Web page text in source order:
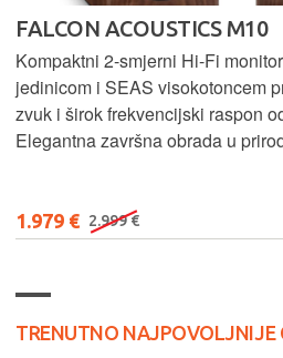
FALCON ACOUSTICS M10
Kompaktni 2-smjerni Hi-Fi
jedinicom i SEAS visokotoncem
zvuk i širok frekvencijski raspon
Elegantna završna obrada u
1.979 € 2.999 €
TRENUTNO NAJPOVOLJNIJE